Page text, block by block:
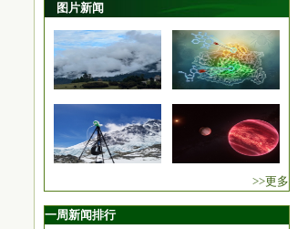
图片新闻
>>更多
一周新闻排行